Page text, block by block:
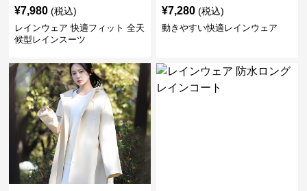
¥7,980 (税込)
レインウェア 快適フィット 全天
候型レインスーツ
¥7,280 (税込)
動きやすい快適レインウェア